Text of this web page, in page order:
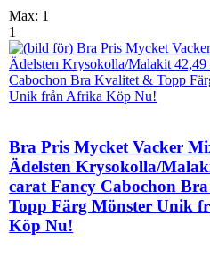
Max: 1
1
Bra Pris Mycket Vacker
Ädelsten Krysokolla/
carat Fancy Cabochon
Topp Färg Mönster Unik
Köp Nu!